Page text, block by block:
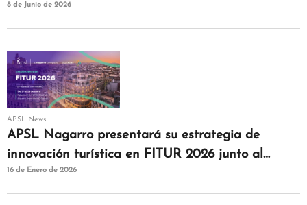
agentes de IAM
8 de Junio de 2026
APSL News
APSL Nagarro presentará su estrategia de
innovación turística en FITUR 2026 junto al
clúster Turistec
16 de Enero de 2026